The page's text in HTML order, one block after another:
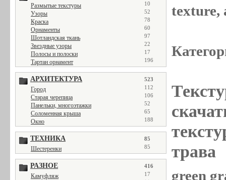
Размытые текстуры 10
Узоры 52
Краска 78
Орнаменты 60
Шотландская ткань 97
Звездные узоры 22
Полосы и полоски 17
Тартан орнамент 196
АРХИТЕКТУРА 523
Город 112
Старая черепица 106
Панельки, многоэтажки 52
Соломенная крыша 65
Окно 188
ТЕХНИКА 85
Шестеренки 85
РАЗНОЕ 416
Камуфляж 17
texture,
трава
green